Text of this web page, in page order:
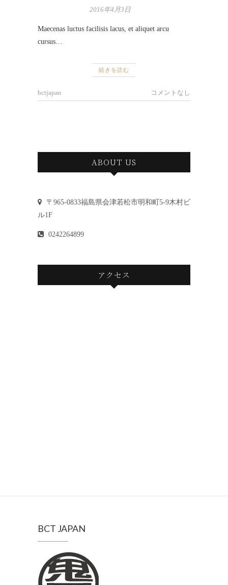
2016年4月3日
Maecenas luctus facilisis lacus, et aliquet arcu
cursus…
続きを読む
bctjapan コメントなし
ABOUT US
〒965-0833福島県会津若松市明和町5-9木村ビ
ル1F
0242264899
アクセス
BCT JAPAN